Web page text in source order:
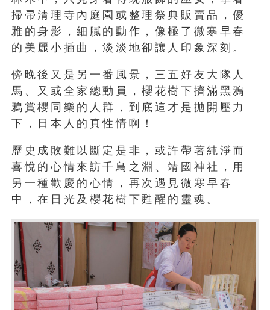
掃帚清理寺內庭園或整理祭典販賣品，優
雅的身影，細膩的動作，像極了微寒早春
的美麗小插曲，淡淡地卻讓人印象深刻。
傍晚後又是另一番風景，三五好友大隊人
馬、又或全家總動員，櫻花樹下擠滿黑鴉
鴉賞櫻同樂的人群，到底這才是拋開壓力
下，日本人的真性情啊！
歷史成敗難以斷定是非，或許帶著純淨而
喜悅的心情來訪千鳥之淵、靖國神社，用
另一種歡慶的心情，再次遇見微寒早春
中，在日光及櫻花樹下甦醒的靈魂。